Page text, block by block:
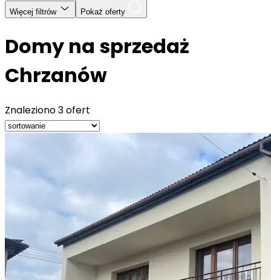
Więcej filtrów Pokaż oferty
Domy na sprzedaż
Chrzanów
Znaleziono3 ofert